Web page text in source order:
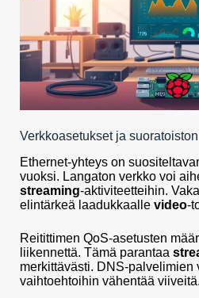
Verkkoasetukset ja
Ethernet-yhteys on
vuoksi. Langaton verkko voi
streaming-aktiviteetteihin.
elintärkeä laadukkaalle video-
Reitittimen QoS-asetusten
liikennettä. Tämä parantaa
merkittävästi. DNS-palvelimien
vaihtoehtoihin vähentää viiveitä.